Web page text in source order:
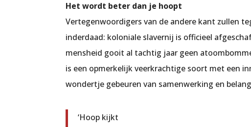
Het wordt beter dan je hoopt
Vertegenwoordigers van de andere kant zullen
inderdaad: koloniale slavernij is officieel
mensheid gooit al tachtig jaar geen
is een opmerkelijk veerkrachtige soort met een
wondertje gebeuren van samenwerking en
‘Hoop kijkt